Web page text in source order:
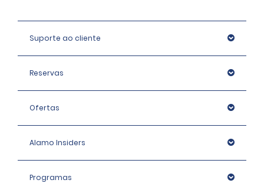
Suporte ao cliente
Reservas
Ofertas
Alamo Insiders
Programas